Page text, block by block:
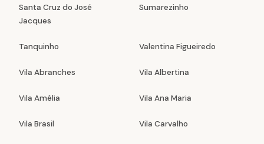
Santa Cruz do José
Jacques
Sumarezinho
Tanquinho Valentina Figueiredo
Vila Abranches Vila Albertina
Vila Amélia Vila Ana Maria
Vila Brasil Vila Carvalho